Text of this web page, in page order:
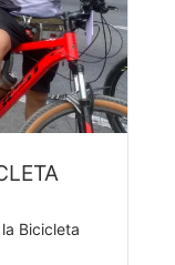
Bicicleta